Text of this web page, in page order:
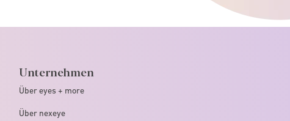
Unternehmen
Über eyes + more
Über nexeye